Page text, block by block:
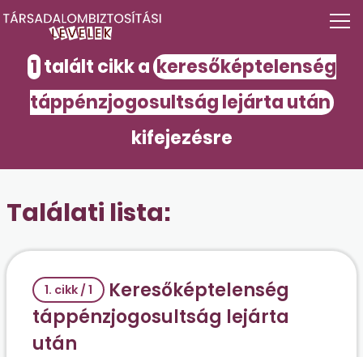
1talált cikk a keresőképtelenség
táppénzjogosultság lejárta után
kifejezésre
Találati lista:
1. cikk / 1
Keresőképtelenség
táppénzjogosultság lejárta
után